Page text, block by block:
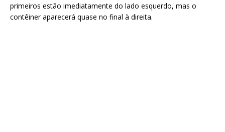
primeiros estão imediatamente do lado esquerdo, mas o
contêiner aparecerá quase no final à direita.